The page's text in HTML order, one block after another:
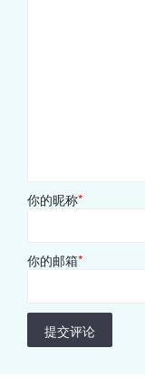
你的昵称*
你的邮箱*
提交评论